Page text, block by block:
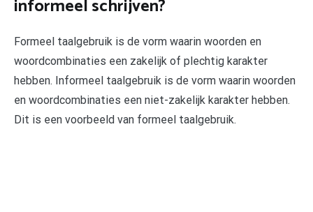
informeel schrijven?
Formeel taalgebruik is de vorm waarin woorden en
woordcombinaties een zakelijk of plechtig karakter
hebben. Informeel taalgebruik is de vorm waarin woorden
en woordcombinaties een niet-zakelijk karakter hebben.
Dit is een voorbeeld van formeel taalgebruik.